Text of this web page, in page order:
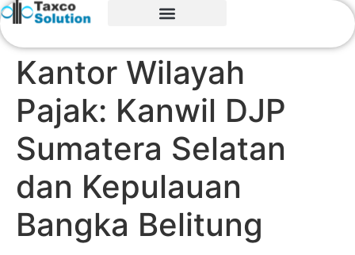
Kantor Wilayah
Pajak: Kanwil DJP
Sumatera Selatan
dan Kepulauan
Bangka Belitung